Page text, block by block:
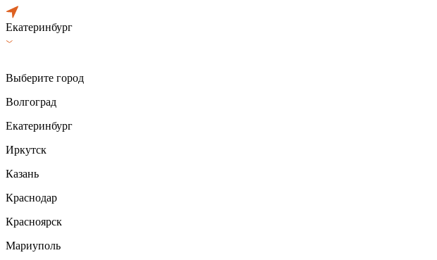
Екатеринбург
Выберите город
Волгоград
Екатеринбург
Иркутск
Казань
Краснодар
Красноярск
Мариуполь